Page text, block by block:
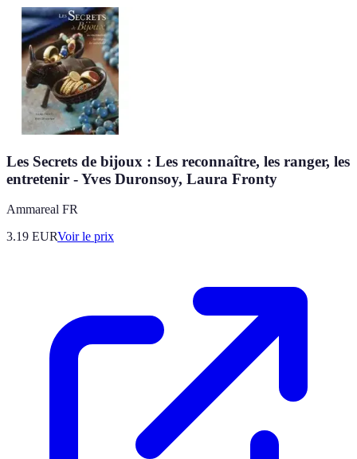
Les Secrets de bijoux : Les reconnaître, les ranger, les
entretenir - Yves Duronsoy, Laura Fronty
Ammareal FR
3.19 EURVoir le prix